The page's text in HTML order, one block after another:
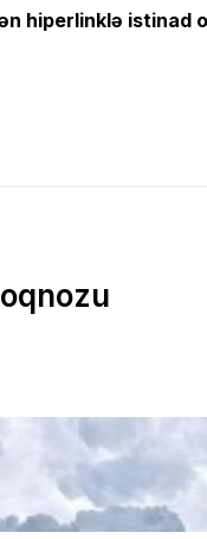
hiperlinklə istinad